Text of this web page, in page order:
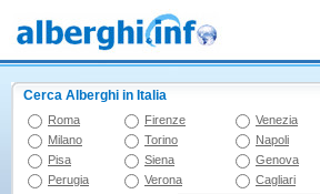
Cerca Alberghi in Italia
Roma Firenze Venezia
Milano
Torino Napoli
Pisa
Siena Genova
Perugia
Verona Cagliari